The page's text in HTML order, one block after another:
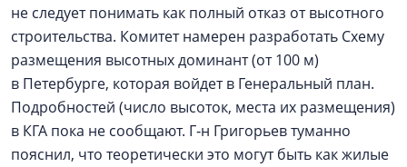
не следует понимать как полный отказ от высотного
строительства. Комитет намерен разработать Схему
размещения высотных доминант (от 100 м)
в Петербурге, которая войдет в Генеральный план.
Подробностей (число высоток, места их размещения)
в КГА пока не сообщают. Г‑н Григорьев туманно
пояснил, что теоретически это могут быть как жилые